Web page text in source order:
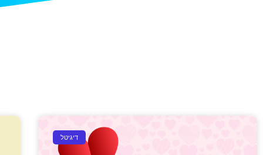
דיגיטל